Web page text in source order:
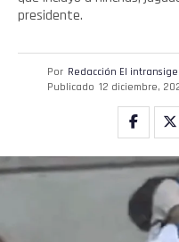
presidente.
Por Redacción El
Publicado 12 diciembre,